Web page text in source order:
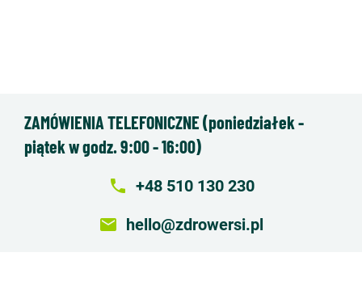
ZAMÓWIENIA TELEFONICZNE (poniedziałek -
piątek w godz. 9:00 - 16:00)
local_phone +48 510 130 230
email hello@zdrowersi.pl